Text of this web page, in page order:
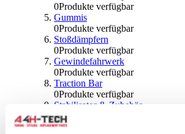
0Produkte verfügbar
Gummis
0Produkte verfügbar
Stoßdämpfern
0Produkte verfügbar
Gewindefahrwerk
0Produkte verfügbar
Traction Bar
0Produkte verfügbar
Stabilisator & Zubehör
0Produkte verfügbar
Kugeln & Abdeckungen